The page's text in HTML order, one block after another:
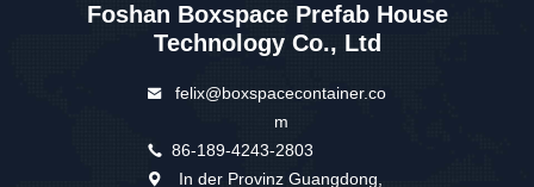
Foshan Boxspace Prefab House
Technology Co., Ltd
felix@boxspacecontainer.co
m
86-189-4243-2803
In der Provinz Guangdong,